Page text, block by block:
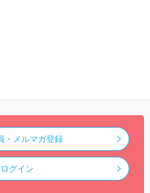
・メルマガ登録
ログイン